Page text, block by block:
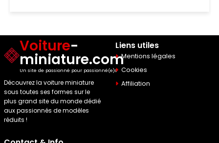
Voiture-
miniature.com
Un site de passionné pour passionné(e)s
Découvrez la voiture miniature
sous toutes ses formes sur le
plus grand site du monde dédié
aux passionnés de modèles
réduits !
Liens utiles
Mentions légales
Cookies
Affiliation